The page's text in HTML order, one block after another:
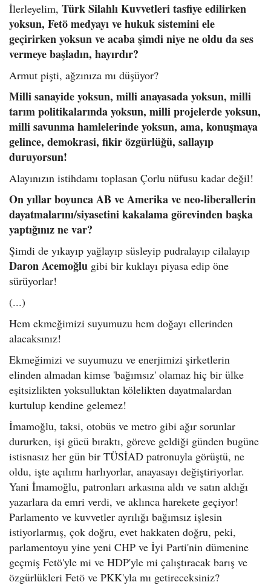
İlerleyelim, Türk Silahlı Kuvvetleri tasfiye edilirken
yoksun, Fetö medyayı ve hukuk sistemini ele
geçirirken yoksun ve acaba şimdi niye ne oldu da ses
vermeye başladın, hayırdır?
Armut pişti, ağzınıza mı düşüyor?
Milli sanayide yoksun, milli anayasada yoksun, milli
tarım politikalarında yoksun, milli projelerde yoksun,
milli savunma hamlelerinde yoksun, ama, konuşmaya
gelince, demokrasi, fikir özgürlüğü, sallayıp
duruyorsun!
Alayınızın istihdamı toplasan Çorlu nüfusu kadar değil!
On yıllar boyunca AB ve Amerika ve neo-liberallerin
dayatmalarını/siyasetini kakalama görevinden başka
yaptığınız ne var?
Şimdi de yıkayıp yağlayıp süsleyip pudralayıp cilalayıp
Daron Acemoğlu gibi bir kuklayı piyasa edip öne
sürüyorlar!
(...)
Hem ekmeğimizi suyumuzu hem doğayı ellerinden
alacaksınız!
Ekmeğimizi ve suyumuzu ve enerjimizi şirketlerin
elinden almadan kimse 'bağımsız' olamaz hiç bir ülke
eşitsizlikten yoksulluktan kölelikten dayatmalardan
kurtulup kendine gelemez!
İmamoğlu, taksi, otobüs ve metro gibi ağır sorunlar
dururken, işi gücü bıraktı, göreve geldiği günden bugüne
istisnasız her gün bir TÜSİAD patronuyla görüştü, ne
oldu, işte açılımı harlıyorlar, anayasayı değiştiriyorlar.
Yani İmamoğlu, patronları arkasına aldı ve satın aldığı
yazarlara da emri verdi, ve aklınca harekete geçiyor!
Parlamento ve kuvvetler ayrılığı bağımsız işlesin
istiyorlarmış, çok doğru, evet hakkaten doğru, peki,
parlamentoyu yine yeni CHP ve İyi Parti'nin dümenine
geçmiş Fetö'yle mi ve HDP'yle mi çalıştıracak barış ve
özgürlükleri Fetö ve PKK'yla mı getireceksiniz?